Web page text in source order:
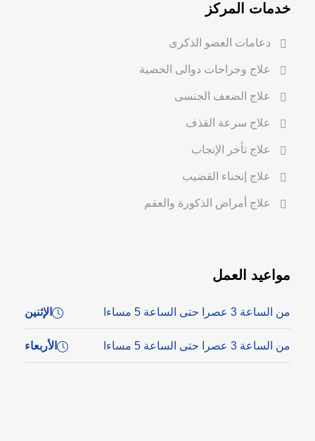
خدمات المركز
دعامات العضو الذكرى
علاج وجراحات دوالى الخصية
علاج الضعف الجنسى
علاج سرعة القذف
علاج تأخر الإنجاب
علاج إنحناء القضيب
علاج أمراض الذكورة والعقم
مواعيد العمل
الإثنين من الساعة 3 عصرا حتى الساعة 5 مساءا
الأربعاء من الساعة 3 عصرا حتى الساعة 5 مساءا